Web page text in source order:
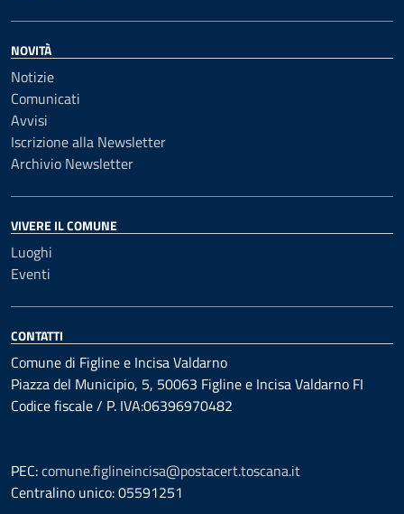
NOVITÀ
Notizie
Comunicati
Avvisi
Iscrizione alla Newsletter
Archivio Newsletter
VIVERE IL COMUNE
Luoghi
Eventi
CONTATTI
Comune di Figline e Incisa Valdarno
Piazza del Municipio, 5, 50063 Figline e Incisa Valdarno FI
Codice fiscale / P. IVA:06396970482
PEC:comune.figlineincisa@postacert.toscana.it
Centralino unico: 05591251